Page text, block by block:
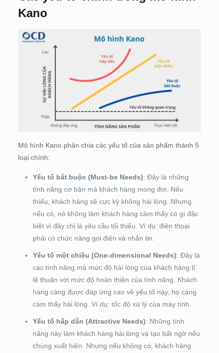
Kano
Mô hình Kano phân chia các yếu tố của sản phẩm thành 5
loại chính:
Yếu tố bắt buộc (Must-be Needs): Đây là những
tính năng cơ bản mà khách hàng mong đợi. Nếu
thiếu, khách hàng sẽ cực kỳ không hài lòng. Nhưng
nếu có, nó không làm khách hàng cảm thấy có gì đặc
biệt vì đây chỉ là yêu cầu tối thiểu. Ví dụ: điện thoại
phải có chức năng gọi điện và nhắn tin.
Yếu tố một chiều (One-dimensional Needs): Đây là
các tính năng mà mức độ hài lòng của khách hàng tỉ
lệ thuận với mức độ hoàn thiện của tính năng. Khách
hàng càng được đáp ứng cao về yếu tố này, họ càng
cảm thấy hài lòng. Ví dụ: tốc độ xử lý của máy tính.
Yếu tố hấp dẫn (Attractive Needs): Những tính
năng này làm khách hàng hài lòng và tạo bất ngờ nếu
chúng xuất hiện. Nhưng nếu không có, khách hàng